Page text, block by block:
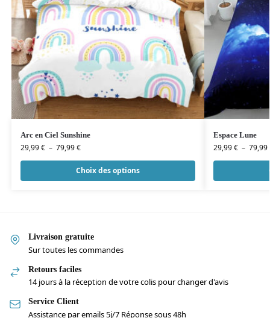
Arc en Ciel Sunshine
29,99€ – 79,99€
Choix des options
Espace Lune
29,99€ – 79,99
Livraison gratuite
Sur toutes les commandes
Retours faciles
14 jours à la réception de votre colis pour changer d'avis
Service Client
Assistance par emails 5j/7 Réponse sous 48h